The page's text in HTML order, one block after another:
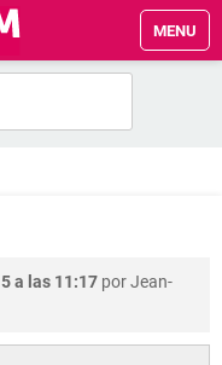
MENU
a las 11:17 porJean-